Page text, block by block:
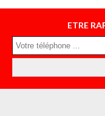
ETRE